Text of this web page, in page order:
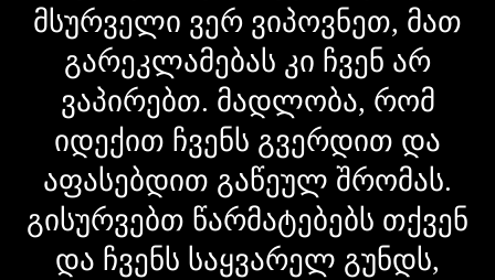
მსურველი ვერ ვიპოვნეთ, მათ
გარეკლამებას კი ჩვენ არ
ვაპირებთ. მადლობა, რომ
იდექით ჩვენს გვერდით და
აფასებდით გაწეულ შრომას.
გისურვებთ წარმატებებს თქვენ
და ჩვენს საყვარელ გუნდს,